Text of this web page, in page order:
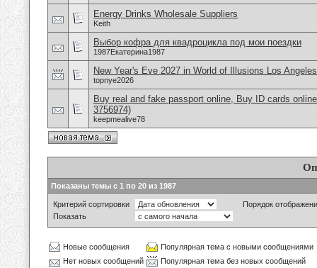
Energy Drinks Wholesale Suppliers
Keith
Выбор кофра для квадроцикла под мои поездки
1987Екатерина1987
New Year's Eve 2027 in World of Illusions Los
topnye2026
Buy real and fake passport online, Buy ID cards
3756974)
keepmealive78
Показаны темы с 1 по 20 из 1987
Критерий сортировки
Порядок
Показать
Новые сообщения
Популярная тема с новыми сообщениями
Нет новых сообщений
Популярная тема без новых сообщений